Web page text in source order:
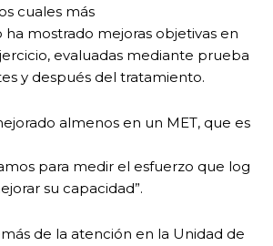
cuales más
mostrado mejoras objetivas en
evaluadas mediante prueba
y después del tratamiento.
almenos en un MET, que es
para medir el esfuerzo que log
su capacidad”.
de la atención en la Unidad de